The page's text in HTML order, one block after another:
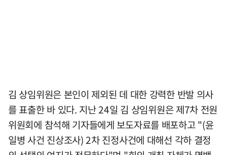
김 상임위원은 본인이 제외된 데 대한 강력한 반발 의사
를 표출한 바 있다. 지난 24일 김 상임위원은 제7차 전원
위원회에 참석해 기자들에게 보도자료를 배포하고 "(윤
일병 사건 진상조사) 2차 진정사건에 대해선 각하 결정